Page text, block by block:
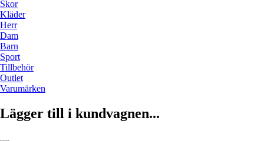
Skor
Kläder
Herr
Dam
Barn
Sport
Tillbehör
Outlet
Varumärken
Lägger till i kundvagnen...